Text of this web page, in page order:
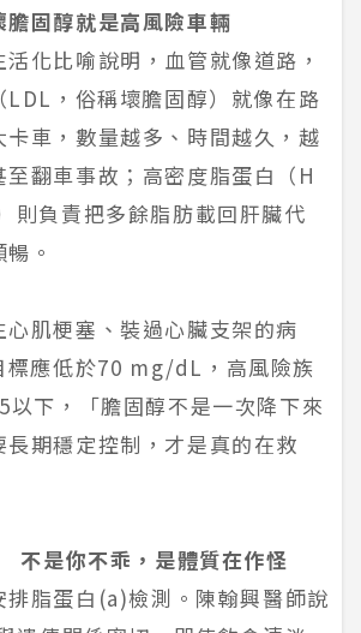
固醇就是高風險車輛
化比喻說明，血管就像道路，
LDL，俗稱壞膽固醇）就像在路
卡車，數量越多、時間越久，越
翻車事故；高密度脂蛋白（H
則負責把多餘脂肪載回肝臟代
。
肌梗塞、裝過心臟支架的病
標應低於70 mg/dL，高風險族
以下，「膽固醇不是一次降下來
期穩定控制，才是真的在救
是你不乖，是體質在作怪
排脂蛋白(a)檢測。陳翰興醫師說